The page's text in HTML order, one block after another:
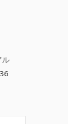
ル